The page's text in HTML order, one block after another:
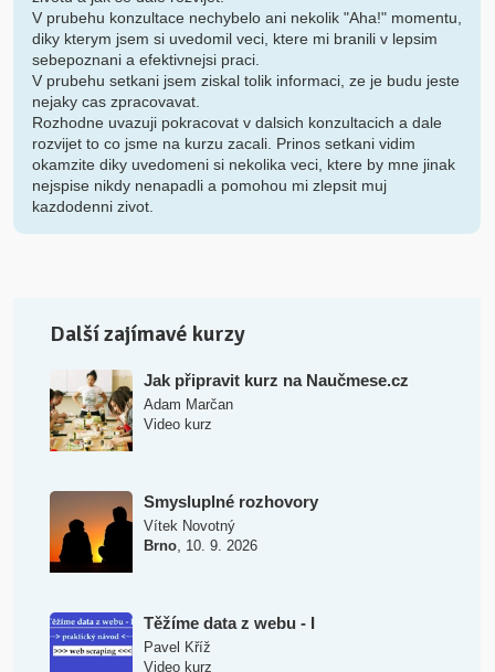
V prubehu konzultace nechybelo ani nekolik "Aha!" momentu,
diky kterym jsem si uvedomil veci, ktere mi branili v lepsim
sebepoznani a efektivnejsi praci.
V prubehu setkani jsem ziskal tolik informaci, ze je budu jeste
nejaky cas zpracovavat.
Rozhodne uvazuji pokracovat v dalsich konzultacich a dale
rozvijet to co jsme na kurzu zacali. Prinos setkani vidim
okamzite diky uvedomeni si nekolika veci, ktere by mne jinak
nejspise nikdy nenapadli a pomohou mi zlepsit muj
kazdodenni zivot.
Další zajímavé kurzy
Jak připravit kurz na Naučmese.cz
Adam Marčan
Video kurz
Smysluplné rozhovory
Vítek Novotný
Brno, 10. 9. 2026
Těžíme data z webu - I
Pavel Kříž
Video kurz